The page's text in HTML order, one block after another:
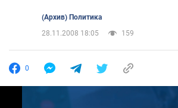
(Архив) Политика
28.11.2008 18:05
159
0